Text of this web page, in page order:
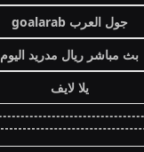
جول العرب goalarab
بث مباشر ريال مدريد اليوم
يلا لايف